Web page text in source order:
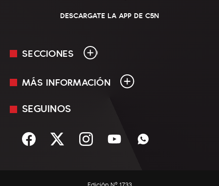
DESCARGATE LA APP DE C5N
SECCIONES
En Vivo
Sociedad
MÁS INFORMACIÓN
Mediakit
Términos y condiciones
SEGUINOS